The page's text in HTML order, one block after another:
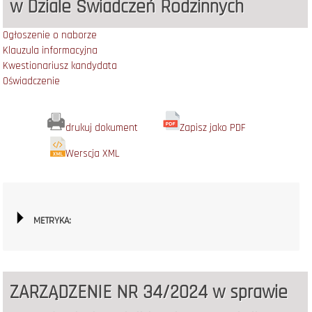
w Dziale Świadczeń Rodzinnych
Ogłoszenie o naborze
Klauzula informacyjna
Kwestionariusz kandydata
Oświadczenie
drukuj dokument
Zapisz jako PDF
Werscja XML
METRYKA:
ZARZĄDZENIE NR 34/2024 w sprawie